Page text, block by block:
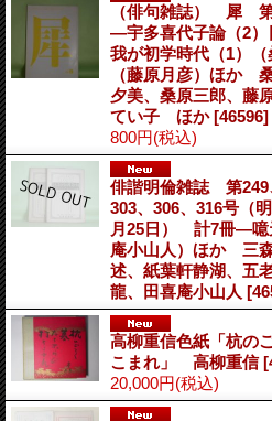
（俳句雑誌） 犀 第
―宇多喜代子論（2）
我が初学時代（1）
（藤原月彦）ほか
夕美、桑原三郎、藤
てい子 ほか[46596]
800円(税込)
俳諧明倫雑誌 第249
303、306、316号（
月25日） 計7冊―噫
庵小山人）ほか 三
述、紙葉軒静湖、五
龍、田喜庵小山人
高柳重信色紙「杭の
こまれ」 高柳重信
20,000円(税込)